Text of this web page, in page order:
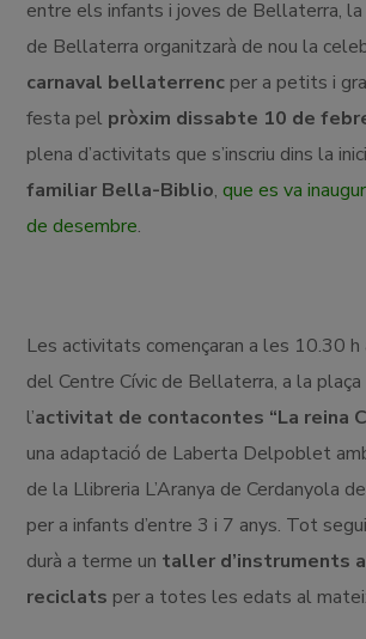
entre els infants i joves de Bellaterra, la
de Bellaterra organitzarà de nou la
carnaval bellaterrenc per a petits i
festa pel pròxim dissabte 10 de
plena d’activitats que s’inscriu dins la
familiar Bella-Biblio,que es va
de desembre.
Les activitats començaran a les 10.30 h
del Centre Cívic de Bellaterra, a la
l’activitat de contacontes “La reina
una adaptació de Laberta Delpoblet
de la Llibreria L’Aranya de Cerdanyola
per a infants d’entre 3 i 7 anys. Tot
durà a terme un taller d’instruments
reciclats per a totes les edats al